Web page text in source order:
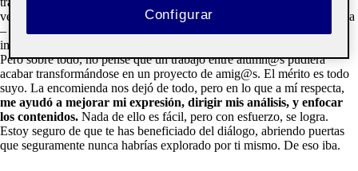
verdadera artista -, Queralt – eficiencia pura y organización – y Soraya
– genial investigadora y con un discurso súper coherente -. Nunca
imaginé un flujo de trabajo tan sencillo, enriquecedor, y productivo.
Pero sobre todo, no pensé que un trabajo entre alumn@s pudiera
acabar transformándose en un proyecto de amig@s. El mérito es todo
suyo. La encomienda nos dejó de todo, pero en lo que a mí respecta,
me ayudó a mejorar mi expresión, dirigir mis análisis, y enfocar
los contenidos. Nada de ello es fácil, pero con esfuerzo, se logra.
Estoy seguro de que te has beneficiado del diálogo, abriendo puertas
que seguramente nunca habrías explorado por ti mismo. De eso iba.
Configurar